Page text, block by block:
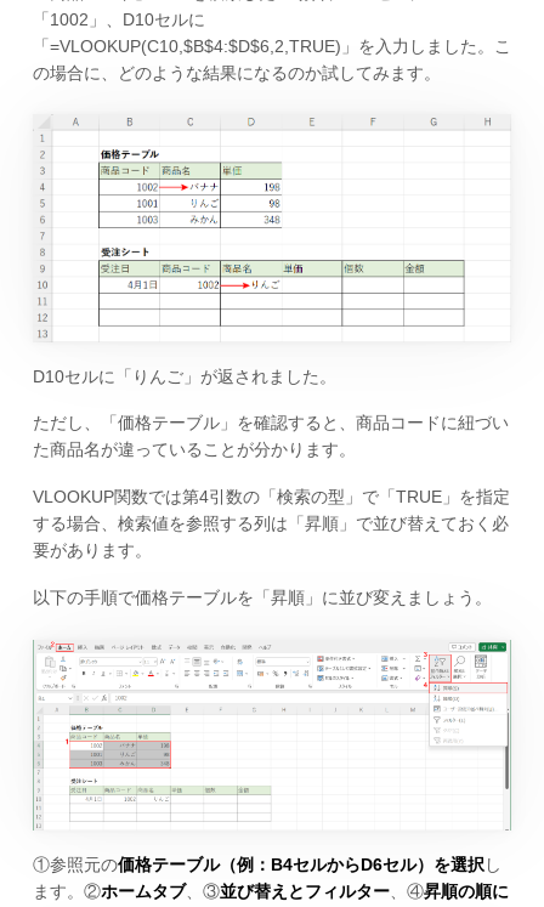
「1002」、D10セルに
「=VLOOKUP(C10,$B$4:$D$6,2,TRUE)」を入力しました。こ
の場合に、どのような結果になるのか試してみます。
D10セルに「りんご」が返されました。
ただし、「価格テーブル」を確認すると、商品コードに紐づい
た商品名が違っていることが分かります。
VLOOKUP関数では第4引数の「検索の型」で「TRUE」を指定
する場合、検索値を参照する列は「昇順」で並び替えておく必
要があります。
以下の手順で価格テーブルを「昇順」に並び変えましょう。
①参照元の価格テーブル（例：B4セルからD6セル）を選択し
ます。②ホームタブ、③並び替えとフィルター、④昇順の順に